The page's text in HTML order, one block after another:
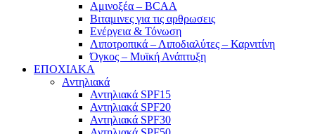
Αμινοξέα – BCAA
Βιταμινες για τις αρθρωσεις
Ενέργεια & Τόνωση
Λιποτροπικά – Λιποδιαλύτες – Καρνιτίνη
Όγκος – Μυϊκή Ανάπτυξη
ΕΠΟΧΙΑΚΑ
Αντηλιακά
Αντηλιακά SPF15
Αντηλιακά SPF20
Αντηλιακά SPF30